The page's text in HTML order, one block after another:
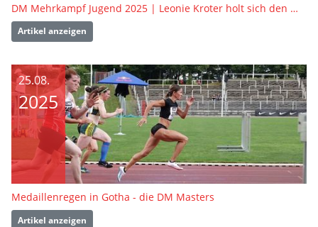
DM Mehrkampf Jugend 2025 | Leonie Kroter holt sich den Meistertitel
Artikel anzeigen
25.08.
2025
Medaillenregen in Gotha - die DM Masters
Artikel anzeigen